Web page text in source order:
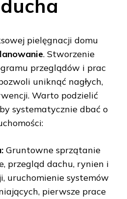
pielęgnacji domu
. Stworzenie
przeglądów i prac
uniknąć nagłych,
Warto podzielić
systematycznie dbać o
Gruntowne sprzątanie
przegląd dachu, rynien i
uruchomienie systemów
pierwsze prace